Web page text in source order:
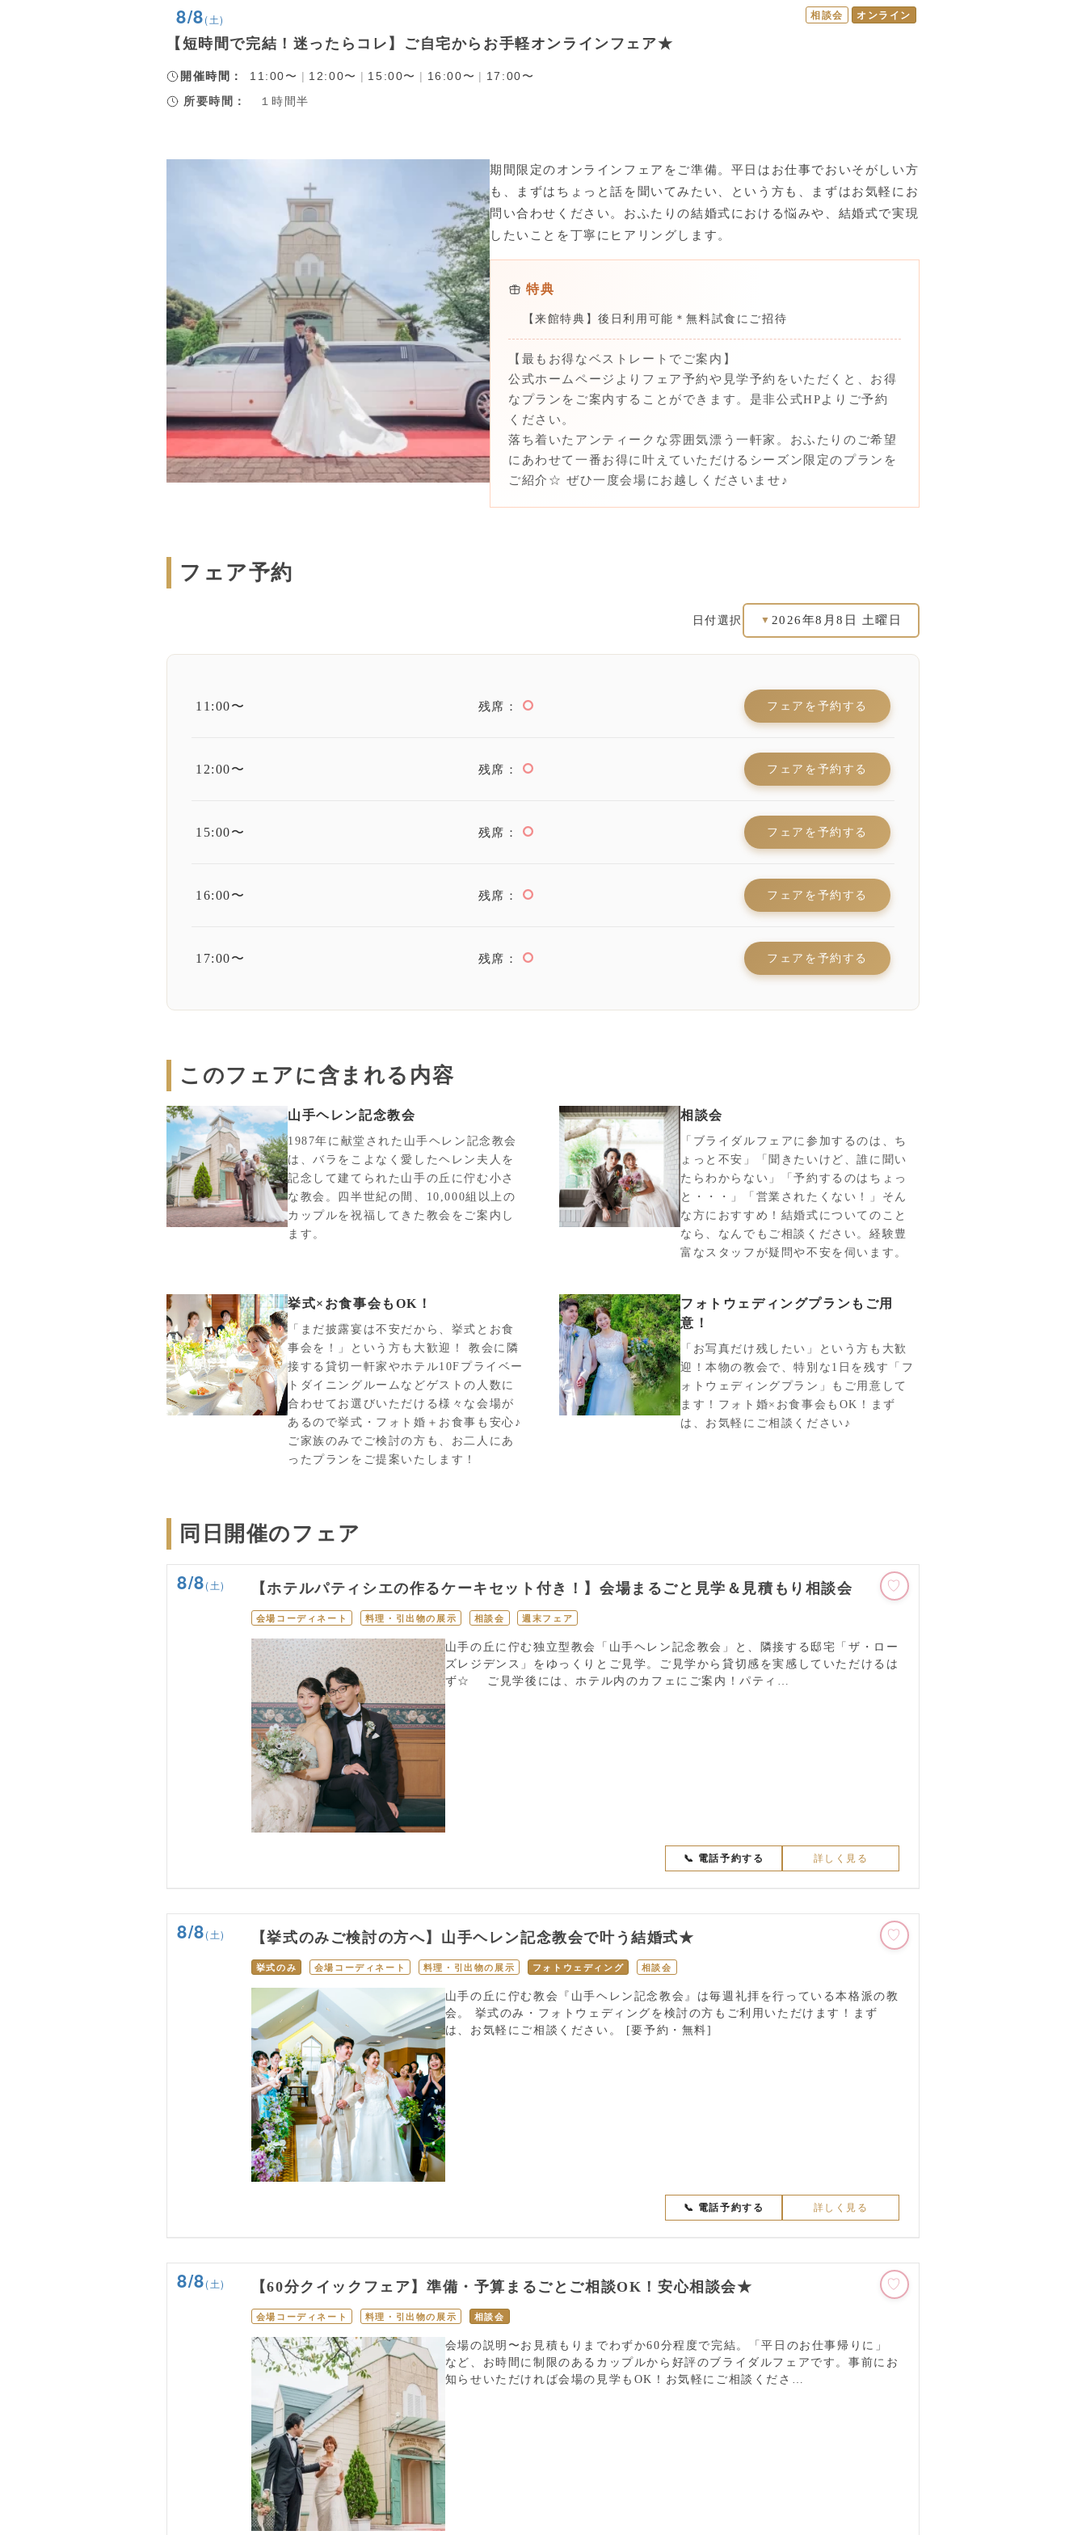
8/8(土) 相談会 オンライン
【短時間で完結！迷ったらコレ】ご自宅からお手軽オンラインフェア★
開催時間： 11:00〜 | 12:00〜 | 15:00〜 | 16:00〜 | 17:00〜
所要時間：
１時間半
期間限定のオンラインフェアをご準備。平日はお仕事でおいそがしい方
も、まずはちょっと話を聞いてみたい、という方も、まずはお気軽にお
問い合わせください。おふたりの結婚式における悩みや、結婚式で実現
したいことを丁寧にヒアリングします。
特典
【来館特典】後日利用可能＊無料試食にご招待
【最もお得なベストレートでご案内】
公式ホームページよりフェア予約や見学予約をいただくと、お得
なプランをご案内することができます。是非公式HPよりご予約
ください。
落ち着いたアンティークな雰囲気漂う一軒家。おふたりのご希望
にあわせて一番お得に叶えていただけるシーズン限定のプランを
ご紹介☆ ぜひ一度会場にお越しくださいませ♪
フェア予約
日付選択 ▼ 2026年8月8日 土曜日
11:00〜 残席： フェアを予約する
12:00〜 残席： フェアを予約する
15:00〜 残席： フェアを予約する
16:00〜 残席： フェアを予約する
17:00〜 残席： フェアを予約する
このフェアに含まれる内容
山手ヘレン記念教会
1987年に献堂された山手ヘレン記念教会
は、バラをこよなく愛したヘレン夫人を
記念して建てられた山手の丘に佇む小さ
な教会。四半世紀の間、10,000組以上の
カップルを祝福してきた教会をご案内し
ます。
相談会
「ブライダルフェアに参加するのは、ち
ょっと不安」「聞きたいけど、誰に聞い
たらわからない」「予約するのはちょっ
と・・・」「営業されたくない！」そん
な方におすすめ！結婚式についてのこと
なら、なんでもご相談ください。経験豊
富なスタッフが疑問や不安を伺います。
挙式×お食事会もOK！
「まだ披露宴は不安だから、挙式とお食
事会を！」という方も大歓迎！ 教会に隣
接する貸切一軒家やホテル10Fプライベー
トダイニングルームなどゲストの人数に
合わせてお選びいただける様々な会場が
あるので挙式・フォト婚＋お食事も安心♪
ご家族のみでご検討の方も、お二人にあ
ったプランをご提案いたします！
フォトウェディングプランもご用
意！
「お写真だけ残したい」という方も大歓
迎！本物の教会で、特別な1日を残す「フ
ォトウェディングプラン」もご用意して
ます！フォト婚×お食事会もOK！まず
は、お気軽にご相談ください♪
同日開催のフェア
8/8(土) 【ホテルパティシエの作るケーキセット付き！】会場まるごと見学＆見積もり相談会
会場コーディネート 料理・引出物の展示 相談会 週末フェア
山手の丘に佇む独立型教会「山手ヘレン記念教会」と、隣接する邸宅「ザ・ロー
ズレジデンス」をゆっくりとご見学。ご見学から貸切感を実感していただけるは
ず☆ ご見学後には、ホテル内のカフェにご案内！パティ…
📞 電話予約する 詳しく見る
8/8(土) 【挙式のみご検討の方へ】山手ヘレン記念教会で叶う結婚式★
挙式のみ 会場コーディネート 料理・引出物の展示 フォトウェディング 相談会
山手の丘に佇む教会『山手ヘレン記念教会』は毎週礼拝を行っている本格派の教
会。 挙式のみ・フォトウェディングを検討の方もご利用いただけます！まず
は、お気軽にご相談ください。 [要予約・無料]
📞 電話予約する 詳しく見る
8/8(土) 【60分クイックフェア】準備・予算まるごとご相談OK！安心相談会★
会場コーディネート 料理・引出物の展示 相談会
会場の説明〜お見積もりまでわずか60分程度で完結。「平日のお仕事帰りに」
など、お時間に制限のあるカップルから好評のブライダルフェアです。事前にお
知らせいただければ会場の見学もOK！お気軽にご相談くださ…